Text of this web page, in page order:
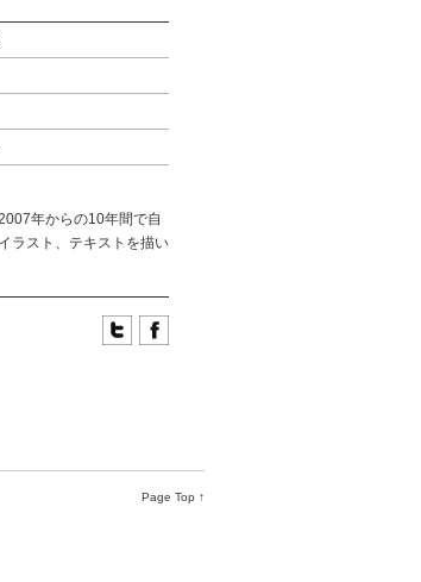
年からの10年間で自
ラスト、テキストを描い
Page Top ↑